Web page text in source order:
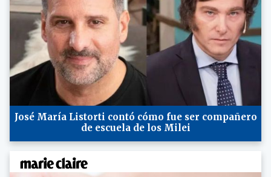
José María Listorti contó cómo fue ser compañero
de escuela de los Milei